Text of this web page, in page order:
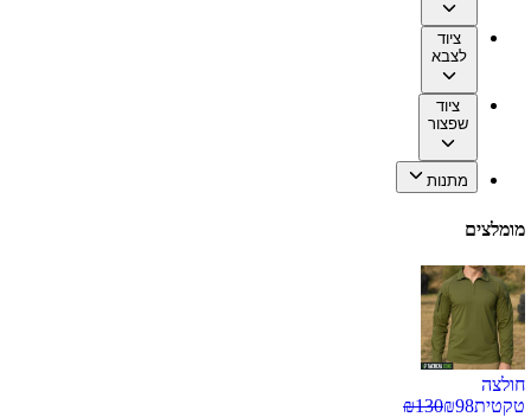
ציוד
לצבא
ציוד
שפצור
מתנות
מומלצים
חולצה
טקטית
₪98
₪130